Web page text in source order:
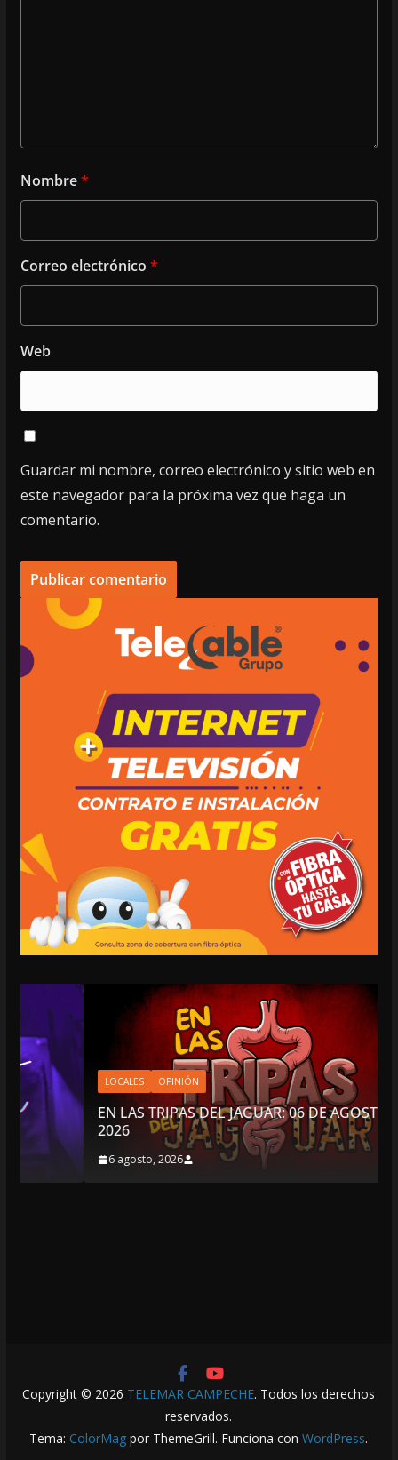
Nombre*
Correo electrónico *
Web
Guardar mi nombre, correo electrónico y sitio web en
este navegador para la próxima vez que haga un
comentario.
LOCALES OPINIÓN
EN LAS TRIPAS DEL JAGUAR: 06 DE AGOSTO DE
2026
6 agosto, 2026
Copyright © 2026 TELEMAR CAMPECHE. Todos los derechos
reservados.
Tema: ColorMag por ThemeGrill. Funciona conWordPress.